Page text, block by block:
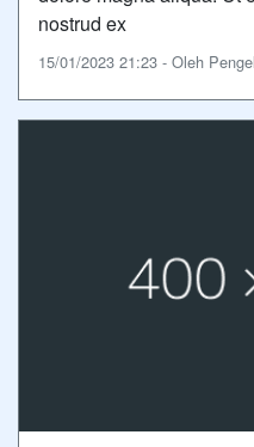
nostrud ex
15/01/2023 21:23 - Oleh